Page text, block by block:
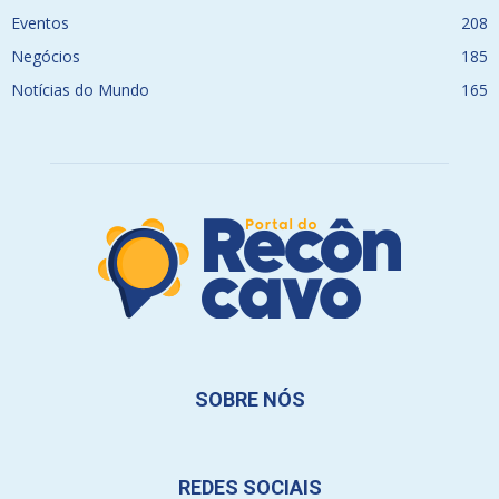
Eventos
208
Negócios
185
Notícias do Mundo
165
SOBRE NÓS
REDES SOCIAIS